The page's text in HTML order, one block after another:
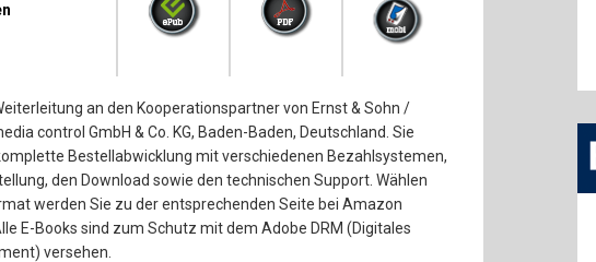
an den Kooperationspartner von Ernst & Sohn /
control GmbH & Co. KG, Baden-Baden, Deutschland. Sie
Bestellabwicklung mit verschiedenen Bezahlsystemen,
den Download sowie den technischen Support. Wählen
werden Sie zu der entsprechenden Seite bei Amazon
E-Books sind zum Schutz mit dem Adobe DRM (Digitales
versehen.